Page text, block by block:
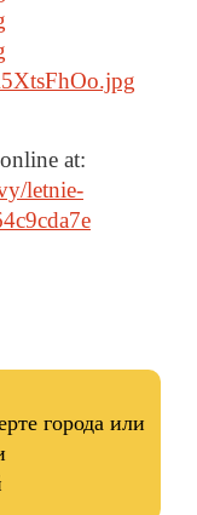
at:
letnie-
города или